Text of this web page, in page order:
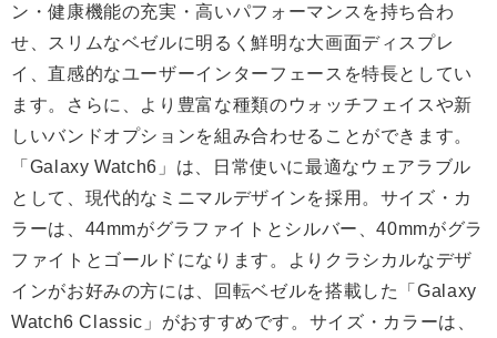
ン・健康機能の充実・高いパフォーマンスを持ち合わ
せ、スリムなベゼルに明るく鮮明な大画面ディスプレ
イ、直感的なユーザーインターフェースを特長としてい
ます。さらに、より豊富な種類のウォッチフェイスや新
しいバンドオプションを組み合わせることができます。
「Galaxy Watch6」は、日常使いに最適なウェアラブル
として、現代的なミニマルデザインを採用。サイズ・カ
ラーは、44mmがグラファイトとシルバー、40mmがグラ
ファイトとゴールドになります。よりクラシカルなデザ
インがお好みの方には、回転ベゼルを搭載した「Galaxy
Watch6 Classic」がおすすめです。サイズ・カラーは、